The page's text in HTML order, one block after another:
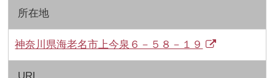
所在地
神奈川県海老名市上今泉６－５８－１９